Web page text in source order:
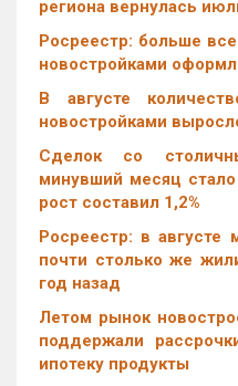
региона вернулась
Росреестр: больше
новостройками
В августе
новостройками
Cделок со
минувший месяц
рост составил 1,2%
Росреестр: в августе
почти столько же
год назад
Летом рынок
поддержали
ипотеку продукты